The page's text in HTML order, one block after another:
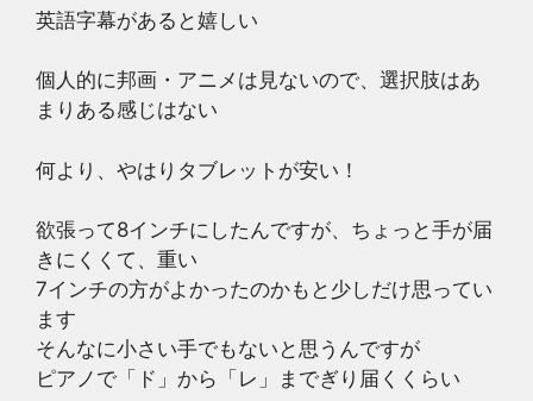
英語字幕があると嬉しい
個人的に邦画・アニメは見ないので、選択肢はあ
まりある感じはない
何より、やはりタブレットが安い！
欲張って8インチにしたんですが、ちょっと手が届
きにくくて、重い
7インチの方がよかったのかもと少しだけ思ってい
ます
そんなに小さい手でもないと思うんですが
ピアノで「ド」から「レ」までぎり届くくらい